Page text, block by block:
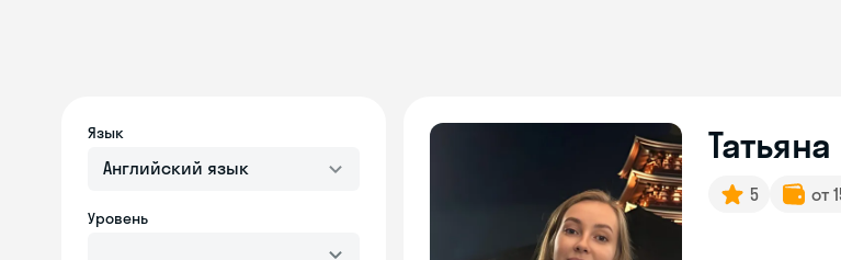
Язык
Английский язык
Уровень
Татьяна
5 от